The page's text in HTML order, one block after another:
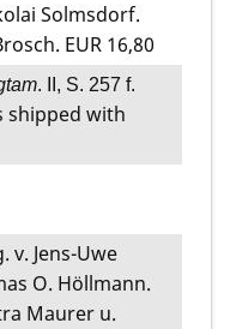
Solmsdorf.
EUR 16,80
. II, S. 257 f.
shipped with
v. Jens-Uwe
O. Höllmann.
Maurer u.